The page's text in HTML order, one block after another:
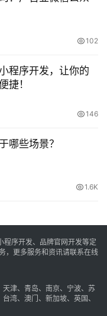
102
程序开发，让你的
捷！
146
哪些场景？
1.6K
程序开发、品牌官网开发等定
，更多服务和资讯请联系在线
天津、 青岛、 南京、 宁波、 苏
台湾、 澳门 、 新加坡、 英国 、